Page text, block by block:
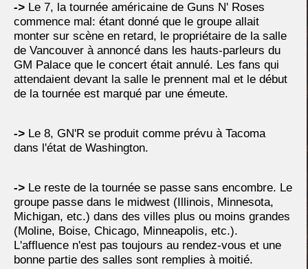
-> Le 7, la tournée américaine de Guns N' Roses
commence mal: étant donné que le groupe allait
monter sur scène en retard, le propriétaire de la salle
de Vancouver à annoncé dans les hauts-parleurs du
GM Palace que le concert était annulé. Les fans qui
attendaient devant la salle le prennent mal et le début
de la tournée est marqué par une émeute.
-> Le 8, GN'R se produit comme prévu à Tacoma
dans l'état de Washington.
-> Le reste de la tournée se passe sans encombre. Le
groupe passe dans le midwest (Illinois, Minnesota,
Michigan, etc.) dans des villes plus ou moins grandes
(Moline, Boise, Chicago, Minneapolis, etc.).
L'affluence n'est pas toujours au rendez-vous et une
bonne partie des salles sont remplies à moitié.